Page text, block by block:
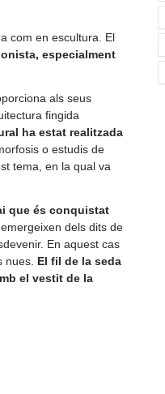
com en escultura. El
especialment
als seus
fingida
ha estat realitzada
o estudis de
tema, en la qual va
que és conquistat
dels dits de
En aquest cas
nues. El fil de la seda
el vestit de la